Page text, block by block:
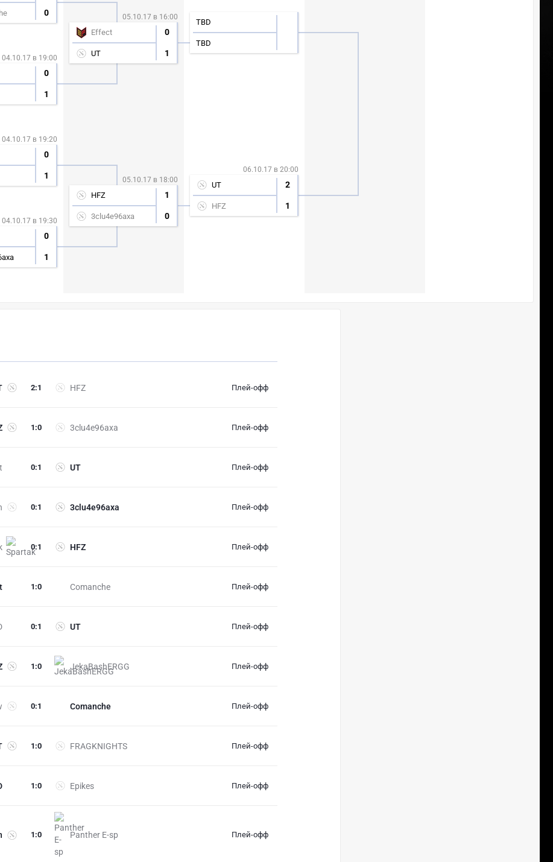
0
04.10.17 в 19:00
0
1
04.10.17 в 19:20
0
1
04.10.17 в 19:30
0
1
05.10.17 в 16:00
Effect 0
UT 1
05.10.17 в 18:00
HFZ 1
3clu4e96axa 0
TBD
TBD
06.10.17 в 20:00
UT 2
HFZ 1
HFZ
2:1 Плей-офф
3clu4e96axa
1 :0 Плей-офф
UT
0:1 Плей-офф
3clu4e96axa
0:1 Плей-офф
HFZ
0:1 Плей-офф
Comanche
1 :0 Плей-офф
UT
0:1 Плей-офф
JekaBashERGG
1 :0 Плей-офф
Comanche
0:1 Плей-офф
FRAGKNIGHTS
1 :0 Плей-офф
Epikes
1 :0 Плей-офф
Panther E-sp
1 :0 Плей-офф